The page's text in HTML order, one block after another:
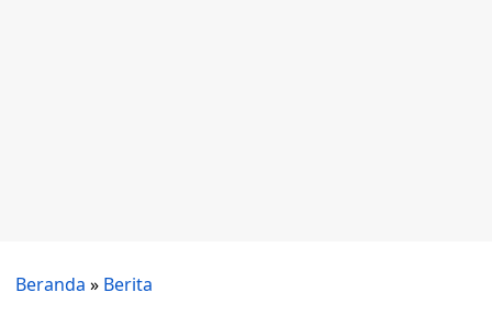
Beranda » Berita